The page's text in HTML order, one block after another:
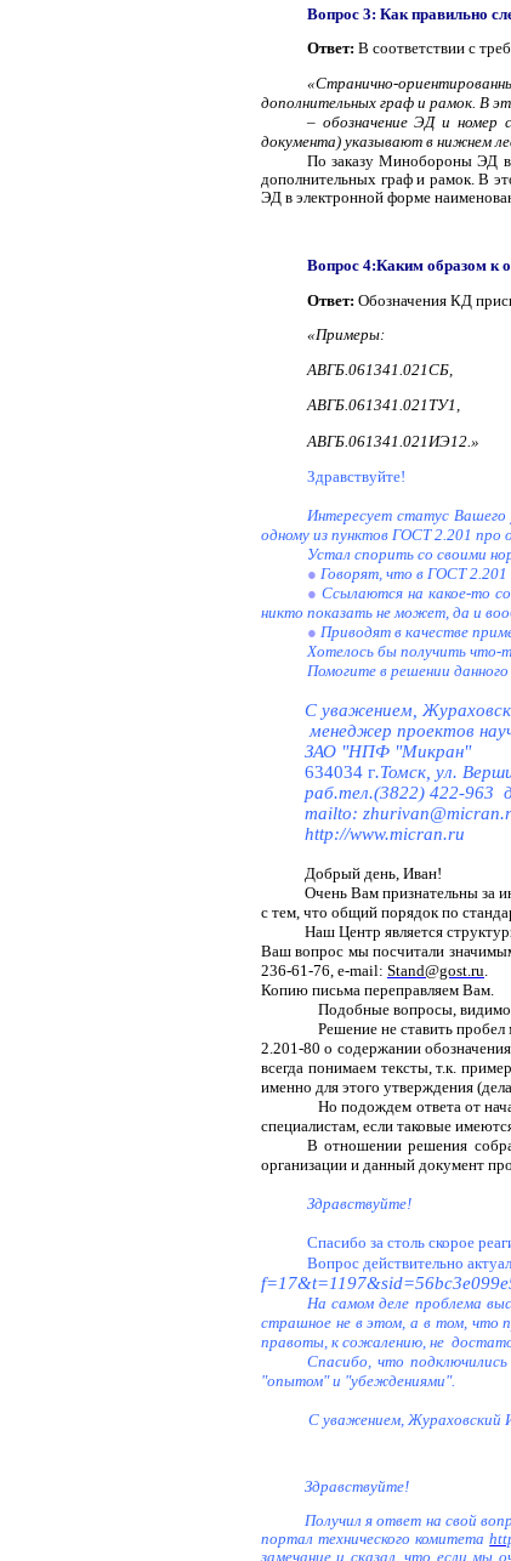
Вопрос 3: Как правильно
Ответ: В соответствии с
«Странично-
дополнительных граф и рамок. В
– обозначение ЭД и номер
документа) указывают в нижнем
По заказу Минобороны ЭД
дополнительных граф и рамок. В
ЭД в электронной форме
Вопрос 4:Каким образом к
Ответ: Обозначения КД
«Примеры:
АВГБ.061341.021СБ,
АВГБ.061341.021ТУ1,
АВГБ.061341.021ИЭ12.»
Здравствуйте!
Интересует статус
одному из пунктов ГОСТ 2.201 про
Устал спорить со своими
● Говорят, что в ГОСТ 2.201
● Ссылаются на какое-то
никто показать не может, да и
● Приводят в качестве
Хотелось бы получить что-
Помогите в решении
С уважением,
менеджер проектов
ЗАО "НПФ "Микран"
634034 г.Томск, ул.
раб.тел.(3822) 422-963
mailto:
http://www.micran.ru
Добрый день, Иван!
Очень Вам признательны за
с тем, что общий порядок по
Наш Центр является
Ваш вопрос мы посчитали
236-61-76, е-mail: Stand@gost.ru.
Копию письма переправляем Вам.
Подобные вопросы, видимо,
Решение не ставить
2.201-80 о содержании
всегда понимаем тексты, т.к.
именно для этого утверждения
Но подождем ответа от
специалистам, если таковые
В отношении решения
организации и данный документ
Здравствуйте!
Спасибо за столь скорое
Вопрос действительно
На самом деле проблема
страшное не в этом, а в том, что
правоты, к сожалению, не
Спасибо, что
"опытом" и "убеждениями".
С уважением, Жураховский
Здравствуйте!
Получил я ответ на свой
портал технического комитета
замечание и сказал, что если мы